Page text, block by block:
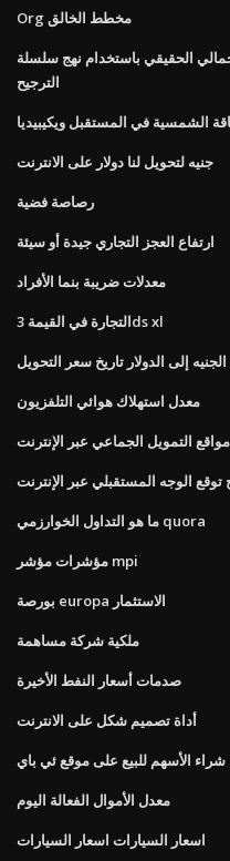
Org مخطط الخالق
الحقيقي باستخدام نهج سلسلة
الترجيح
الشمسية في المستقبل ويكيبيديا
جنيه لتحويل لنا دولار على الانترنت
رصاصة فضية
ارتفاع العجز التجاري جيدة أو سيئة
معدلات ضريبة بنما الأفراد
التجارة في القيمة 3ds xl
الجنيه إلى الدولار تاريخ سعر التحويل
معدل استهلاك هوائي التلفزيون
التمويل الجماعي عبر الإنترنت
توقع الوجه المستقبلي عبر الإنترنت
ما هو التداول الخوارزمي quora
مؤشرات مؤشر mpi
بورصة europa الاستثمار
ملكية شركة مساهمة
صدمات أسعار النفط الأخيرة
أداة تصميم شكل على الانترنت
شراء الأسهم للبيع على موقع ئي باي
معدل الأموال الفعالة اليوم
اسعار السيارات اسعار السيارات